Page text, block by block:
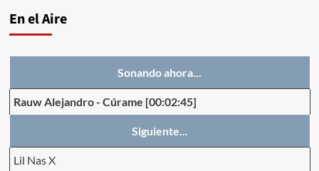
En el Aire
Sonando ahora...
Rauw Alejandro- Cúrame [00:02:45]
Siguiente...
Lil Nas X